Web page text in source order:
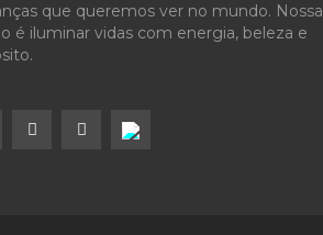
que queremos ver no mundo. Nossa
é iluminar vidas com energia, beleza e